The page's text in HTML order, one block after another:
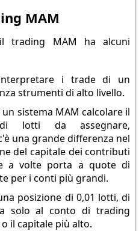
MAM
trading MAM ha alcuni
i trade di un
strumenti di alto livello.
sistema MAM calcolare il
lotti da assegnare,
una grande differenza nel
del capitale dei contributi
a volte porta a quote di
per i conti più grandi.
posizione di 0,01 lotti, di
solo al conto di trading
il capitale più alto.